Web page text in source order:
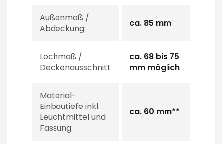
Außenmaß /
Abdeckung:
ca. 85 mm
Lochmaß /
Deckenausschnitt:
ca. 68 bis 75
mm möglich
Material-
Einbautiefe inkl.
Leuchtmittel und
Fassung:
ca. 60 mm**